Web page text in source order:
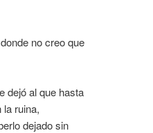
no creo que
dejó al que hasta
ruina,
dejado sin